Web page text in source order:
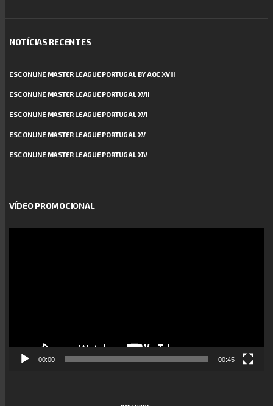
NOTÍCIAS RECENTES
ESC ONLINE MASTER LEAGUE PORTUGAL BY AOC XVIII
ESC ONLINE MASTER LEAGUE PORTUGAL XVII
ESC ONLINE MASTER LEAGUE PORTUGAL XVI
ESC ONLINE MASTER LEAGUE PORTUGAL XV
ESC ONLINE MASTER LEAGUE PORTUGAL XIV
VÍDEO PROMOCIONAL
00:00 00:45